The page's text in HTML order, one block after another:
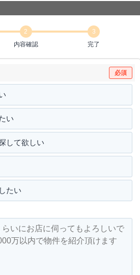
2
内容確認
3
完了
必須
い
して欲しい
たい